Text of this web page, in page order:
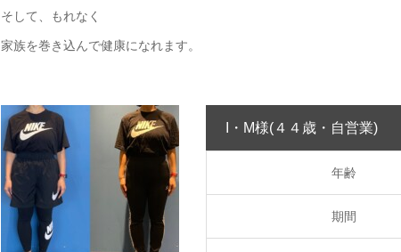
そして、もれなく
家族を巻き込んで健康になれます。
I・M様(４４歳・自営業)
年齢
期間